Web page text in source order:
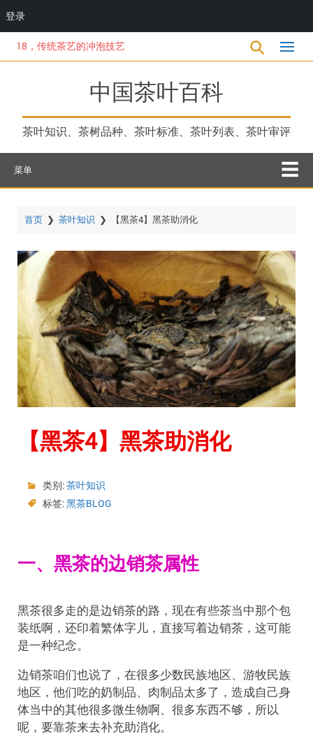
到
传统茶艺的冲泡技艺
中国茶叶百科
茶叶知识、茶树品种、茶叶标准、茶叶列表、茶叶审评
菜单
首页 ❯ 茶叶知识 ❯ 【黑茶4】黑茶助消化
【黑茶4】黑茶助消化
类别:茶叶知识
标签:黑茶BLOG
一、黑茶的边销茶属性
黑茶很多走的是边销茶的路，现在有些茶当中那个包
装纸啊，还印着繁体字儿，直接写着边销茶，这可能
是一种纪念。
边销茶咱们也说了，在很多少数民族地区、游牧民族
地区，他们吃的奶制品、肉制品太多了，造成自己身
体当中的其他很多微生物啊、很多东西不够，所以
呢，要靠茶来去补充助消化。
登录